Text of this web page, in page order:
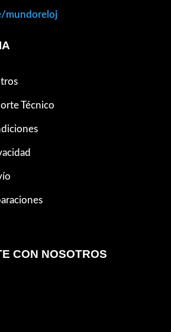
mundoreloj
Técnico
CON NOSOTROS